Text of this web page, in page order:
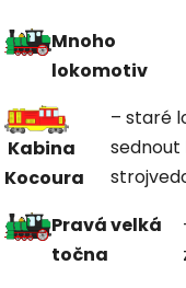
Mnoho
lokomotiv
Kabina
Kocoura
– staré
Pravá velká
točna